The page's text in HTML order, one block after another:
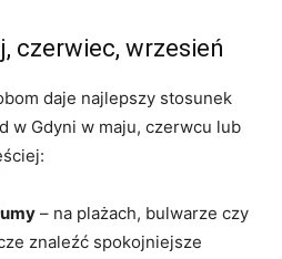
czerwiec, wrzesień
daje najlepszy stosunek
w Gdyni w maju, czerwcu lub
– na plażach, bulwarze czy
znaleźć spokojniejsze